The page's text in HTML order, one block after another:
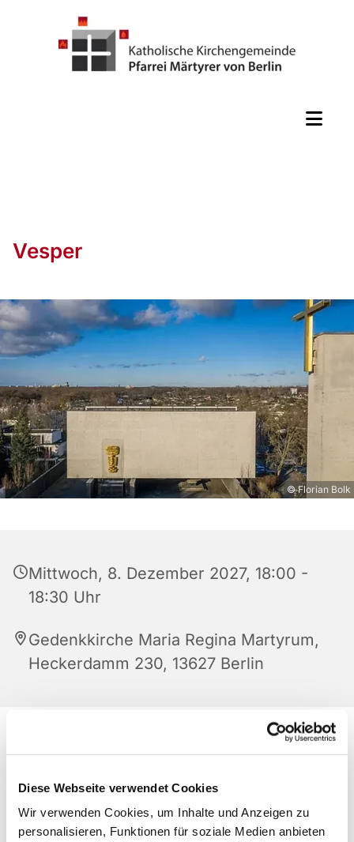
Diese Webseite verwendet Cookies
Wir verwenden Cookies, um Inhalte und Anzeigen zu
personalisieren, Funktionen für soziale Medien anbieten
Vesper
© Florian Bolk
Mittwoch, 8. Dezember 2027, 18:00 -
18:30 Uhr
Gedenkkirche Maria Regina Martyrum,
Heckerdamm 230, 13627 Berlin